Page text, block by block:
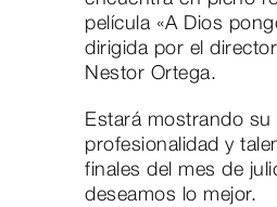
película «A Dios
dirigida por el
Nestor Ortega.
Estará mostrando su
profesionalidad y
finales del mes de
deseamos lo mejor.